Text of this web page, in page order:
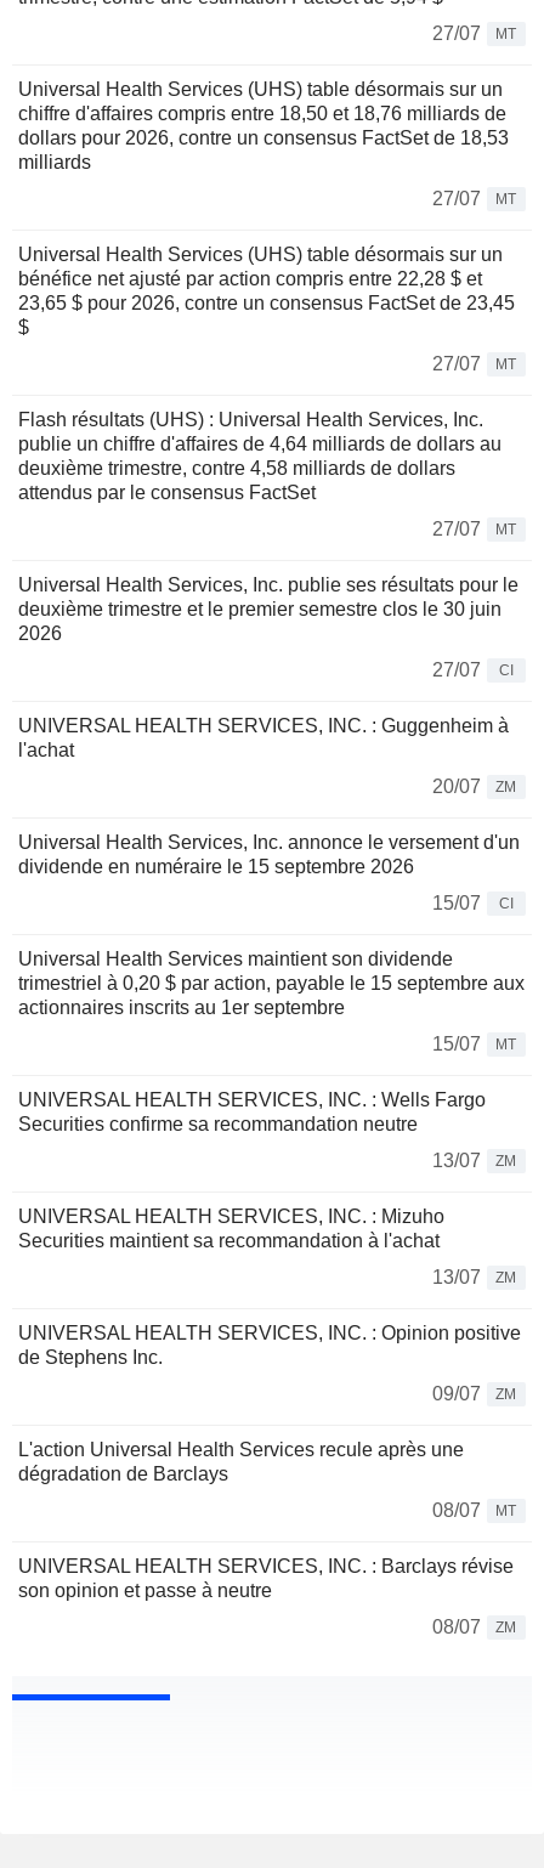
27/07
MT
Universal Health Services (UHS) table désormais sur un
chiffre d'affaires compris entre 18,50 et 18,76 milliards de
dollars pour 2026, contre un consensus FactSet de 18,53
milliards
27/07
MT
Universal Health Services (UHS) table désormais sur un
bénéfice net ajusté par action compris entre 22,28 $ et
23,65 $ pour 2026, contre un consensus FactSet de 23,45
$
27/07
MT
Flash résultats (UHS) : Universal Health Services, Inc.
publie un chiffre d'affaires de 4,64 milliards de dollars au
deuxième trimestre, contre 4,58 milliards de dollars
attendus par le consensus FactSet
27/07
MT
Universal Health Services, Inc. publie ses résultats pour le
deuxième trimestre et le premier semestre clos le 30 juin
2026
27/07
CI
UNIVERSAL HEALTH SERVICES, INC. : Guggenheim à
l'achat
20/07
ZM
Universal Health Services, Inc. annonce le versement d'un
dividende en numéraire le 15 septembre 2026
15/07
CI
Universal Health Services maintient son dividende
trimestriel à 0,20 $ par action, payable le 15 septembre aux
actionnaires inscrits au 1er septembre
15/07
MT
UNIVERSAL HEALTH SERVICES, INC. : Wells Fargo
Securities confirme sa recommandation neutre
13/07
ZM
UNIVERSAL HEALTH SERVICES, INC. : Mizuho
Securities maintient sa recommandation à l'achat
13/07
ZM
UNIVERSAL HEALTH SERVICES, INC. : Opinion positive
de Stephens Inc.
09/07
ZM
L'action Universal Health Services recule après une
dégradation de Barclays
08/07
MT
UNIVERSAL HEALTH SERVICES, INC. : Barclays révise
son opinion et passe à neutre
08/07
ZM